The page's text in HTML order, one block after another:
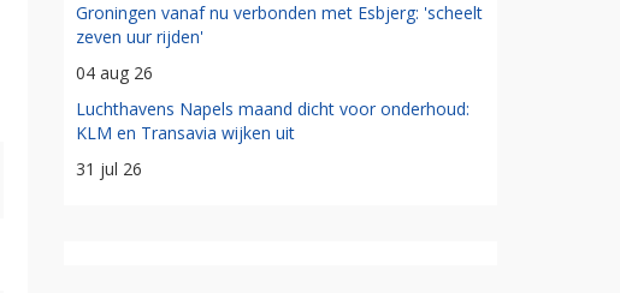
Groningen vanaf nu verbonden met Esbjerg: 'scheelt
zeven uur rijden'
04 aug 26
Luchthavens Napels maand dicht voor onderhoud:
KLM en Transavia wijken uit
31 jul 26